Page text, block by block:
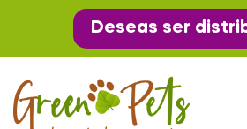
Deseas ser